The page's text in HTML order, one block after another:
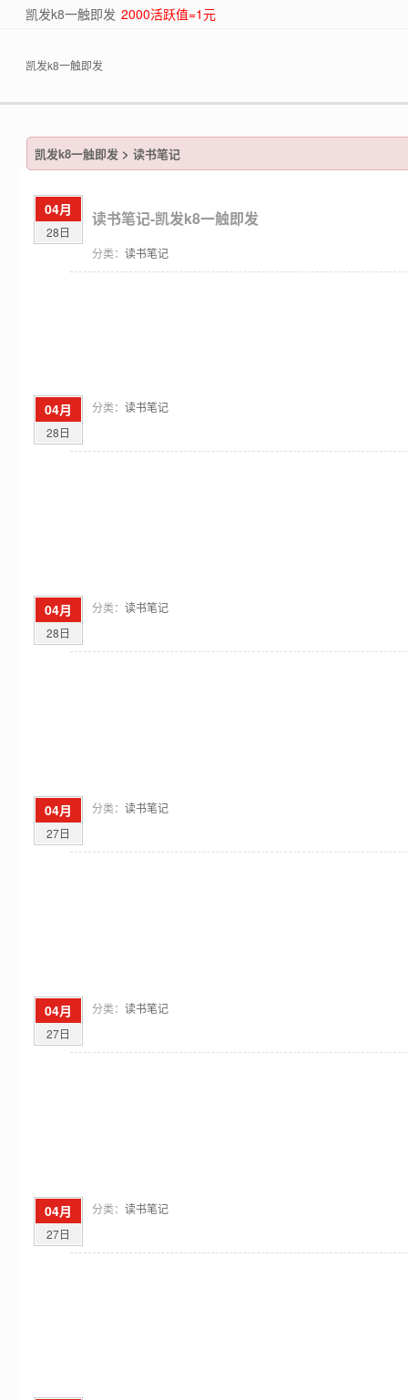
凯发k8一触即发 2000活跃值=1元
凯发k8一触即发
凯发k8一触即发> 读书笔记
04月
28日
读书笔记-凯发k8一触即发
分类： 读书笔记
04月
28日
分类： 读书笔记
04月
28日
分类： 读书笔记
04月
27日
分类： 读书笔记
04月
27日
分类： 读书笔记
04月
27日
分类： 读书笔记